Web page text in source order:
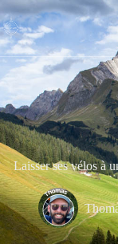
Passer
au
contenu
Laisser ses vélos à